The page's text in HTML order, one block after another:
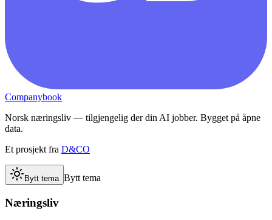
Companybook
Norsk næringsliv — tilgjengelig der din AI jobber. Bygget på åpne
data.
Et prosjekt fra D&CO
Bytt tema Bytt tema
Næringsliv